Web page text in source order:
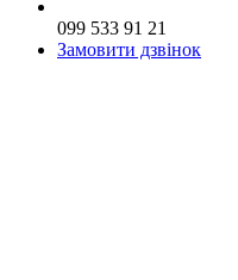
099 533 91 21
Замовити дзвінок